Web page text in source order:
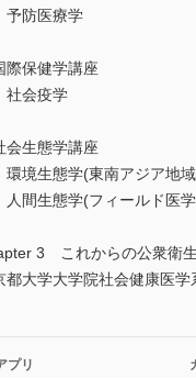
防医療学
保健学講座
会疫学
生態学講座
生態学(東南アジア地域
生態学(フィールド医
3 これからの公衆衛
大学大学院社会健康医学
プリ